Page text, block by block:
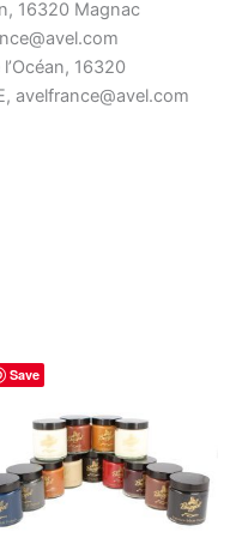
16320 Magnac
16320
avelfrance@avel.com
Save